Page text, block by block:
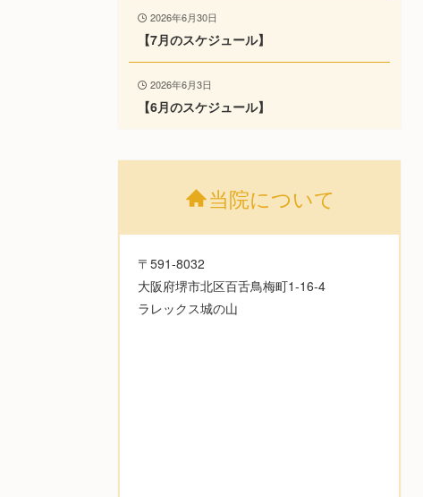
2026年6月30日
【7月のスケジュール】
2026年6月3日
【6月のスケジュール】
当院について
〒591-8032
大阪府堺市北区百舌鳥梅町1-16-4
ラレックス城の山